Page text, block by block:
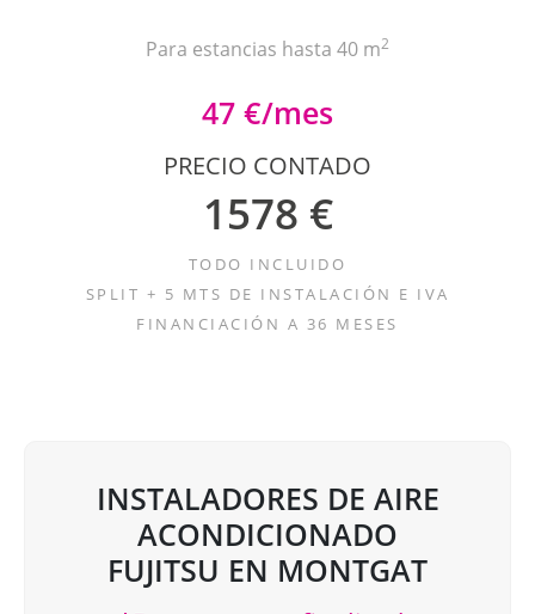
Para estancias hasta 40 m2
47 €/mes
PRECIO CONTADO
1578 €
TODO INCLUIDO
SPLIT + 5 MTS DE INSTALACIÓN E IVA
FINANCIACIÓN A 36 MESES
INSTALADORES DE AIRE
ACONDICIONADO
FUJITSU EN MONTGAT